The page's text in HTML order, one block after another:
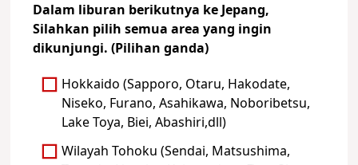
Dalam liburan berikutnya ke Jepang,
Silahkan pilih semua area yang ingin
dikunjungi. (Pilihan ganda)
Hokkaido (Sapporo, Otaru, Hakodate,
Niseko, Furano, Asahikawa, Noboribetsu,
Lake Toya, Biei, Abashiri,dll)
Wilayah Tohoku (Sendai, Matsushima,